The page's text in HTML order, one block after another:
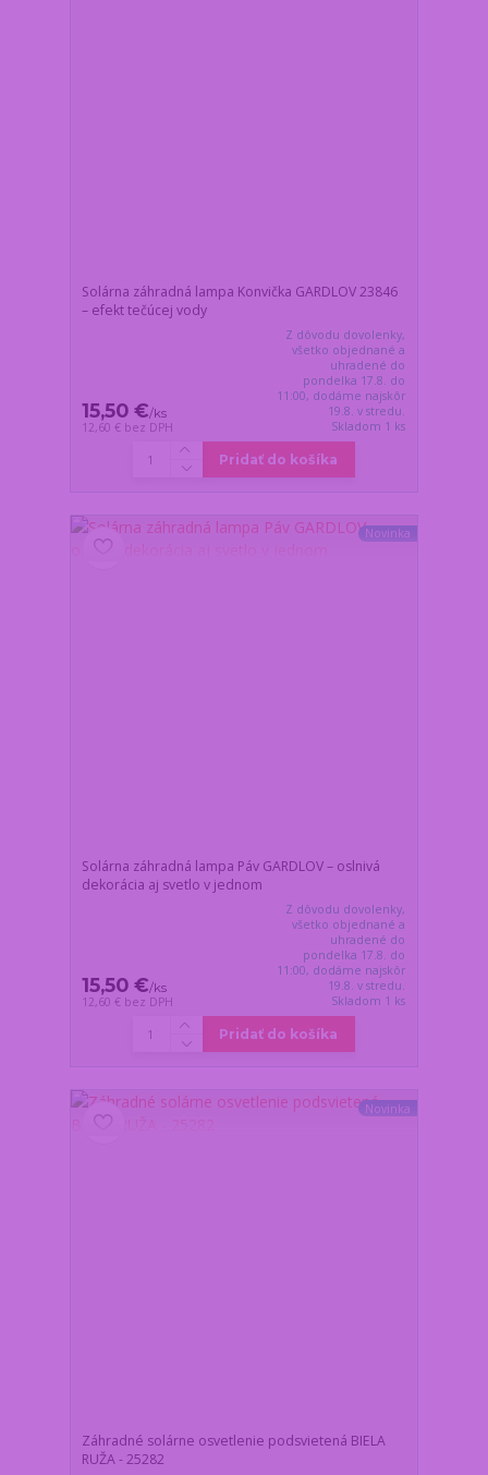
Solárna záhradná lampa Konvička GARDLOV 23846
– efekt tečúcej vody
15,50 €/ks
12,60 € bez DPH
Z dôvodu dovolenky,
všetko objednané a
uhradené do
pondelka 17.8. do
11:00, dodáme najskôr
19.8. v stredu.
Skladom 1 ks
Pridať do košíka
Novinka
Solárna záhradná lampa Páv GARDLOV – oslnivá
dekorácia aj svetlo v jednom
15,50 €/ks
12,60 € bez DPH
Z dôvodu dovolenky,
všetko objednané a
uhradené do
pondelka 17.8. do
11:00, dodáme najskôr
19.8. v stredu.
Skladom 1 ks
Pridať do košíka
Novinka
Záhradné solárne osvetlenie podsvietená BIELA
RUŽA - 25282